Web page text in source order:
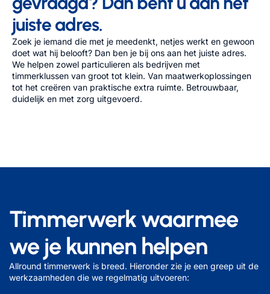
juiste adres.
Zoek je iemand die met je meedenkt, netjes werkt en gewoon
doet wat hij belooft? Dan ben je bij ons aan het juiste adres.
We helpen zowel particulieren als bedrijven met
timmerklussen van groot tot klein. Van maatwerkoplossingen
tot het creëren van praktische extra ruimte. Betrouwbaar,
duidelijk en met zorg uitgevoerd.
Timmerwerk waarmee
we je kunnen helpen
Allround timmerwerk is breed. Hieronder zie je een greep uit de
werkzaamheden die we regelmatig uitvoeren: